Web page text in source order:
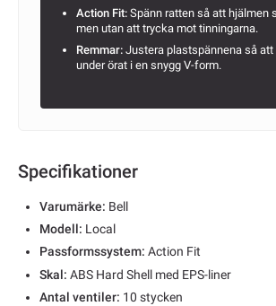
Action Fit: Spänn ratten så att hjälmen
men utan att trycka mot tinningarna.
Remmar: Justera plastspännena så
under örat i en snygg V-form.
Specifikationer
Varumärke: Bell
Modell: Local
Passformssystem: Action Fit
Skal: ABS Hard Shell med EPS-liner
Antal ventiler: 10 stycken